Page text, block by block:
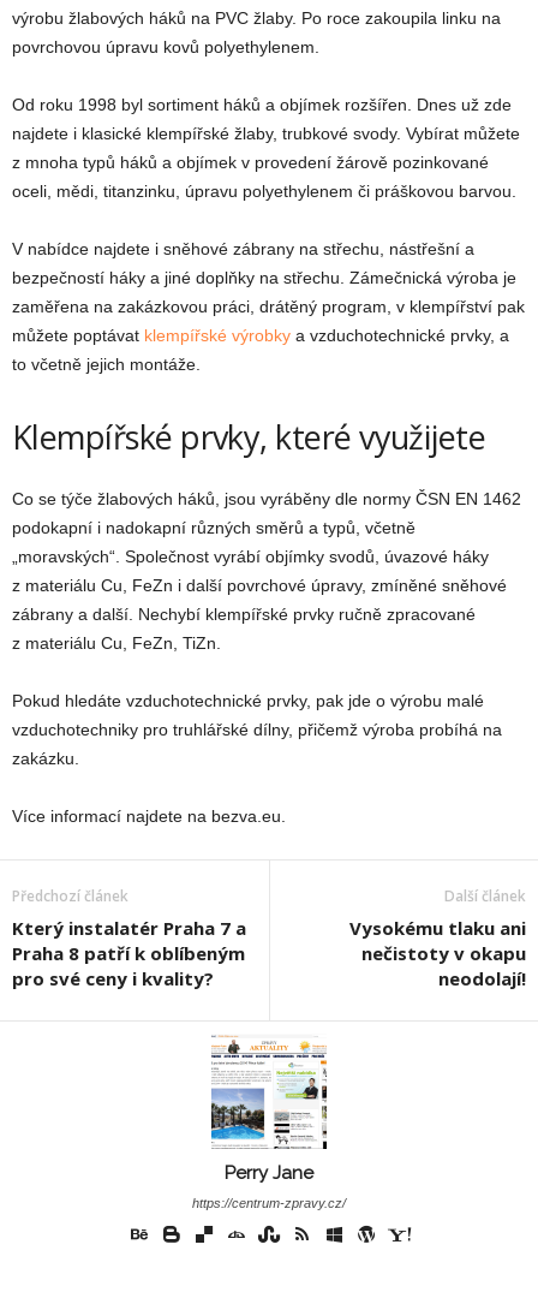
výrobu žlabových háků na PVC žlaby. Po roce zakoupila linku na
povrchovou úpravu kovů polyethylenem.
Od roku 1998 byl sortiment háků a objímek rozšířen. Dnes už zde
najdete i klasické klempířské žlaby, trubkové svody. Vybírat můžete
z mnoha typů háků a objímek v provedení žárově pozinkované
oceli, mědi, titanzinku, úpravu polyethylenem či práškovou barvou.
V nabídce najdete i sněhové zábrany na střechu, nástřešní a
bezpečností háky a jiné doplňky na střechu. Zámečnická výroba je
zaměřena na zakázkovou práci, drátěný program, v klempířství pak
můžete poptávat klempířské výrobky a vzduchotechnické prvky, a
to včetně jejich montáže.
Klempířské prvky, které využijete
Co se týče žlabových háků, jsou vyráběny dle normy ČSN EN 1462
podokapní i nadokapní různých směrů a typů, včetně
„moravských“. Společnost vyrábí objímky svodů, úvazové háky
z materiálu Cu, FeZn i další povrchové úpravy, zmíněné sněhové
zábrany a další. Nechybí klempířské prvky ručně zpracované
z materiálu Cu, FeZn, TiZn.
Pokud hledáte vzduchotechnické prvky, pak jde o výrobu malé
vzduchotechniky pro truhlářské dílny, přičemž výroba probíhá na
zakázku.
Více informací najdete na bezva.eu.
Předchozí článek
Který instalatér Praha 7 a
Praha 8 patří k oblíbeným
pro své ceny i kvality?
Další článek
Vysokému tlaku ani
nečistoty v okapu
neodolají!
Perry Jane
https://centrum-zpravy.cz/